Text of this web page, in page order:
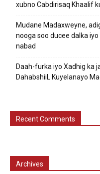
xubno Cabdirisaq Khaalif
Mudane Madaxweyne,
nooga soo ducee dalka
nabad
Daah-furka iyo Xadhig ka
DahabshiiL Kuyelanayo
Recent Comments
Archives